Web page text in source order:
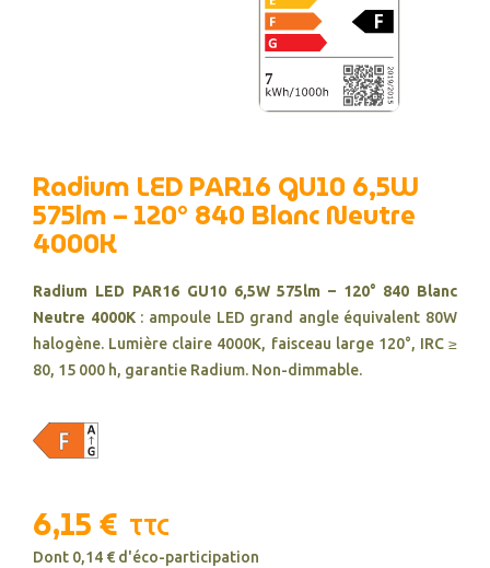
Radium LED PAR16 GU10 6,5W
575lm – 120° 840 Blanc Neutre
4000K
Radium LED PAR16 GU10 6,5W 575lm – 120° 840 Blanc
Neutre 4000K: ampoule LED grand angle équivalent 80W
halogène. Lumière claire 4000K, faisceau large 120°, IRC ≥
80, 15 000 h, garantie Radium. Non-dimmable.
6,15 € TTC
Dont 0,14 € d'éco-participation